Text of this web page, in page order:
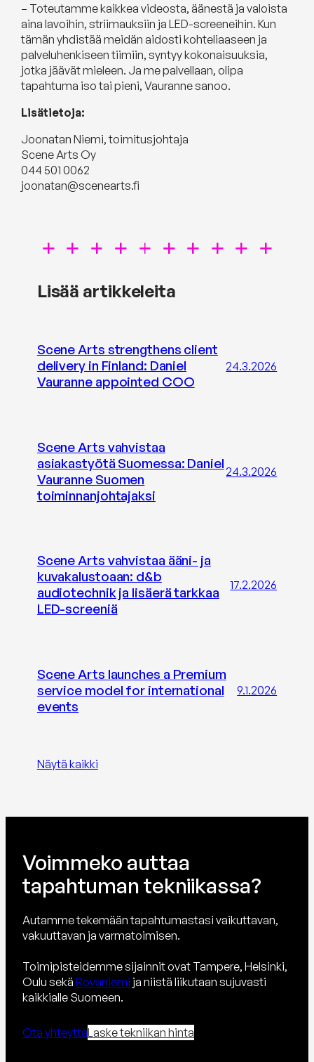
– Toteutamme kaikkea videosta, äänestä ja valoista
aina lavoihin, striimauksiin ja LED-screeneihin. Kun
tämän yhdistää meidän aidosti kohteliaaseen ja
palveluhenkiseen tiimiin, syntyy kokonaisuuksia,
jotka jäävät mieleen. Ja me palvellaan, olipa
tapahtuma iso tai pieni, Vauranne sanoo.
Lisätietoja:
Joonatan Niemi, toimitusjohtaja
Scene Arts Oy
044 501 0062‬
joonatan@scenearts.fi
Lisää artikkeleita
Scene Arts strengthens client
delivery in Finland: Daniel
Vauranne appointed COO
24.3.2026
Scene Arts vahvistaa
asiakastyötä Suomessa: Daniel
Vauranne Suomen
toiminnanjohtajaksi
24.3.2026
Scene Arts vahvistaa ääni- ja
kuvakalustoaan: d&b
audiotechnik ja lisäerä tarkkaa
LED-screeniä
17.2.2026
Scene Arts launches a Premium
service model for international
events
9.1.2026
Näytä kaikki
Voimmeko auttaa
tapahtuman tekniikassa?
Autamme tekemään tapahtumastasi vaikuttavan,
vakuuttavan ja varmatoimisen.
Toimipisteidemme sijainnit ovat Tampere, Helsinki,
Oulu sekä Rovaniemi ja niistä liikutaan sujuvasti
kaikkialle Suomeen.
Ota yhteyttäLaske tekniikan hinta